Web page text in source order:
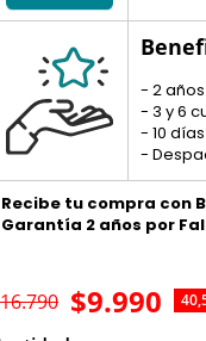
- 2
- 3 y 6
- 10
-
tu compra con
2 años por
$9.990